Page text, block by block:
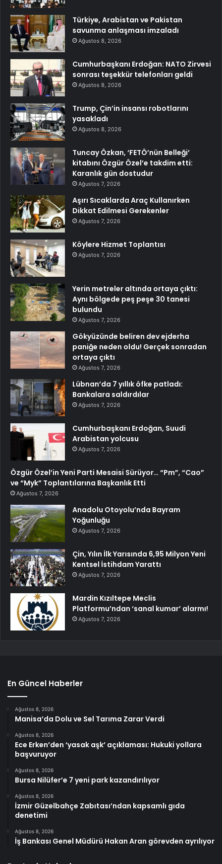
Türkiye, Arabistan ve Pakistan
savunma anlaşması imzaladı
Ağustos 8, 2026
Cumhurbaşkanı Erdoğan: NATO Zirvesi
sonrası teşekkür telefonları geldi
Ağustos 8, 2026
Trump, Çin’in insansı robotlarını
yasakladı
Ağustos 8, 2026
Tuncay Özkan, ‘FETÖ’nün Belleği’
kitabını Özgür Özel’e takdim etti:
Karanlık gün dostudur
Ağustos 7, 2026
Aşırı Sıcaklarda Araç Kullanırken
Dikkat Edilmesi Gerekenler
Ağustos 7, 2026
Köylere Hizmet Toplantısı
Ağustos 7, 2026
Yerin metreler altında ortaya çıktı:
Aynı bölgede peş peşe 30 tanesi
bulundu
Ağustos 7, 2026
Gökyüzünde beliren dev ejderha
paniğe neden oldu! Gerçek sonradan
ortaya çıktı
Ağustos 7, 2026
Lübnan’da 7 yıllık öfke patladı:
Bankalara saldırdılar
Ağustos 7, 2026
Cumhurbaşkanı Erdoğan, Suudi
Arabistan yolcusu
Ağustos 7, 2026
Özgür Özel’in Yeni Parti Mesaisi Sürüyor… “Pm”, “Cao”
ve “Myk” Toplantılarına Başkanlık Etti
Ağustos 7, 2026
Anadolu Otoyolu’nda Bayram
Yoğunluğu
Ağustos 7, 2026
Çin, Yılın İlk Yarısında 6,95 Milyon Yeni
Kentsel İstihdam Yarattı
Ağustos 7, 2026
Mardin Kızıltepe Meclis
Platformu’ndan ‘sanal kumar’ alarmı!
Ağustos 7, 2026
En Güncel Haberler
Ağustos 8, 2026
Manisa’da Dolu ve Sel Tarıma Zarar Verdi
Ağustos 8, 2026
Ece Erken’den ‘yasak aşk’ açıklaması: Hukuki yollara
başvuruyor
Ağustos 8, 2026
Bursa Nilüfer’e 7 yeni park kazandırılıyor
Ağustos 8, 2026
İzmir Güzelbahçe Zabıtası’ndan kapsamlı gıda
denetimi
Ağustos 8, 2026
İş Bankası Genel Müdürü Hakan Aran görevden ayrılıyor